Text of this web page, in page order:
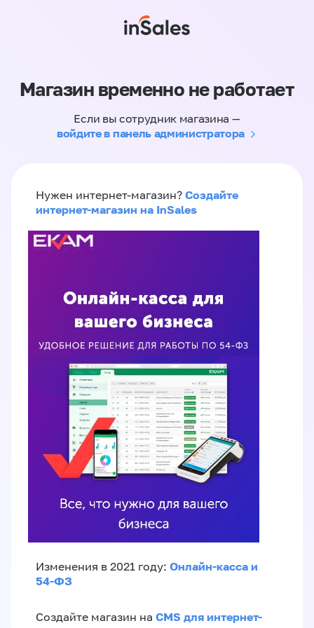
Магазин временно не работает
Если вы сотрудник магазина —
войдите в панель администратора
Нужен интернет-магазин? Создайте
интернет-магазин на InSales
Изменения в 2021 году: Онлайн-касса и
54-ФЗ
Создайте магазин на CMS для интернет-